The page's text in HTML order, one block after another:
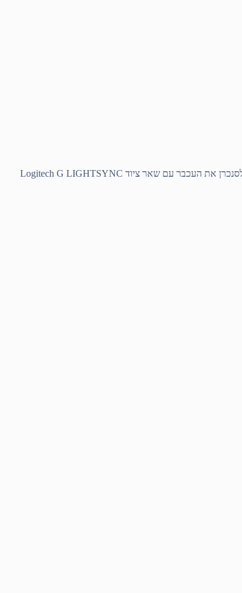
בחרו צבע אחד, ערבבו עד שלושה צבעים, בחרו אנימציית פריסט מהנה או עצבו בעצמכם! כוונו את ההגדרות עד שיתאימו בדיוק לדמות או לציוד שלכם. ניתן גם לסנכרן את העכבר עם שאר ציוד Logitech G LIGHTSYNC